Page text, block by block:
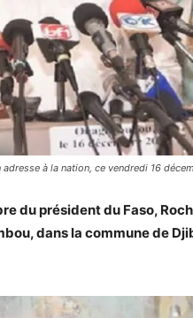
à la nation, ce vendredi 16
du président du Faso,
dans la commune de